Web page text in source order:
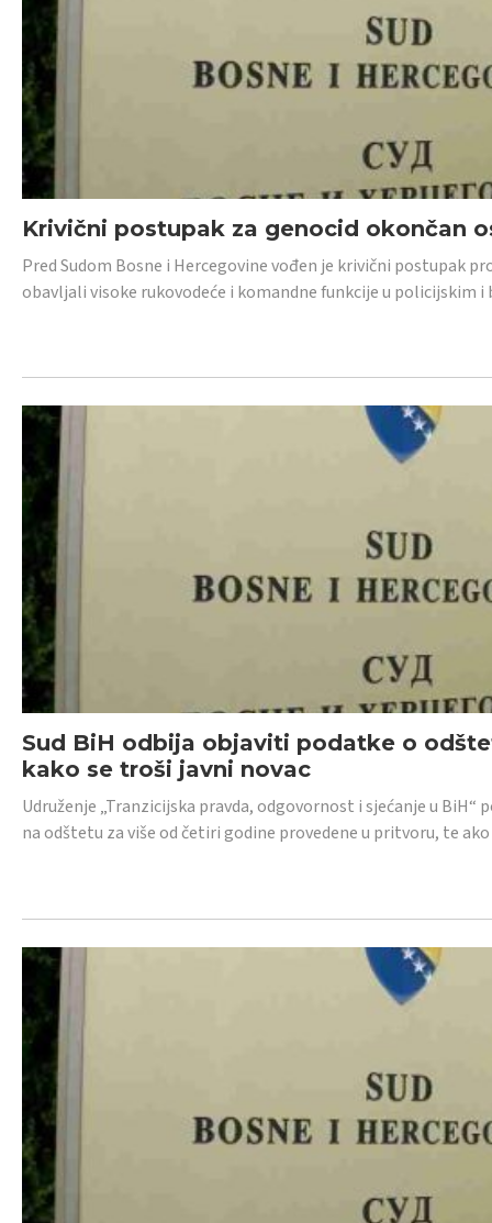
Krivični postupak za genocid okončan
Pred Sudom Bosne i Hercegovine vođen je krivični postupak
obavljali visoke rukovodeće i komandne funkcije u policijskim
Sud BiH odbija objaviti podatke o
kako se troši javni novac
Udruženje „Tranzicijska pravda, odgovornost i sjećanje u
na odštetu za više od četiri godine provedene u pritvoru, te